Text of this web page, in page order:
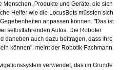
Produkte und Geräte, die sich
Helfer wie die LocusBots müssten sich
anpassen können. "Das ist
selbstfahrenden Autos. Die Roboter
daneben auch dazu beitragen, dass ihre
können", meint der Robotik-Fachmann.
verwendet, das im Grunde